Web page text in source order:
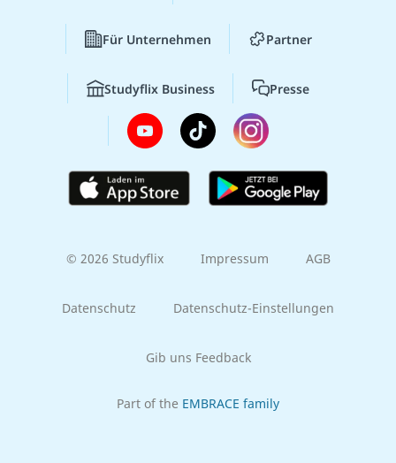
Für Unternehmen Partner
Studyflix Business Presse
© 2026 Studyflix Impressum AGB
Datenschutz Datenschutz-Einstellungen
Gib uns Feedback
Part of the EMBRACE family